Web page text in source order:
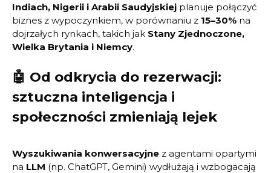
Indiach, Nigerii i Arabii Saudyjskiej planuje połączyć
biznes z wypoczynkiem, w porównaniu z 15–30% na
dojrzałych rynkach, takich jak Stany Zjednoczone,
Wielka Brytania i Niemcy.
🤖 Od odkrycia do rezerwacji:
sztuczna inteligencja i
społeczności zmieniają lejek
Wyszukiwania konwersacyjne z agentami opartymi
na LLM (np. ChatGPT, Gemini) wydłużają i wzbogacają